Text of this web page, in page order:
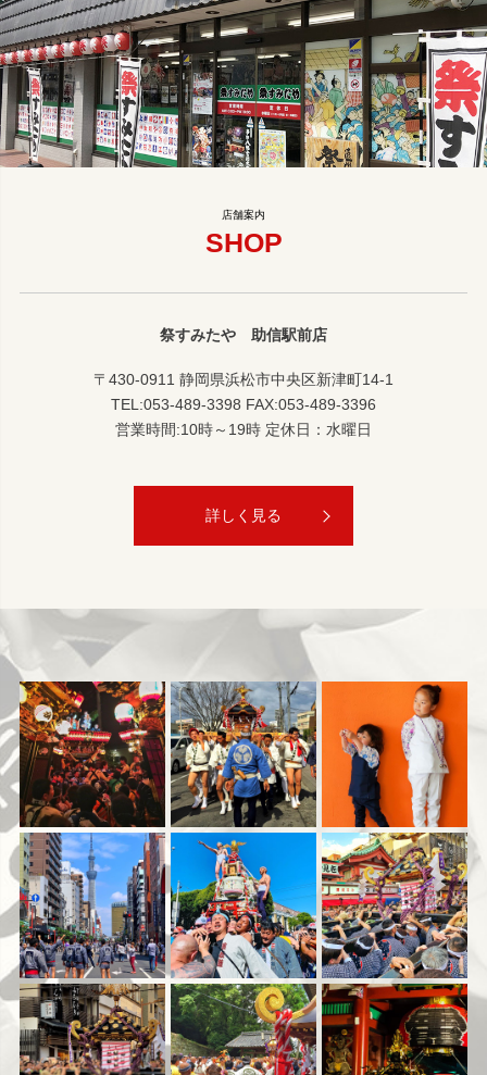
SHOP
祭すみたや 助信駅前店
〒430-0911 静岡県浜松市中央区新津町14-1
TEL:053-489-3398 FAX:053-489-3396
営業時間:10時～19時 定休日：水曜日
詳しく見る